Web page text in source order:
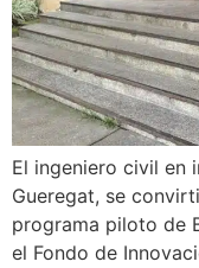
El ingeniero civil en
Gueregat, se
programa piloto de
el Fondo de